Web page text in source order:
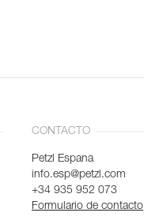
CONTACTO
Petzl Espana
info.esp@petzl.com
+34 935 952 073
Formulario de contacto